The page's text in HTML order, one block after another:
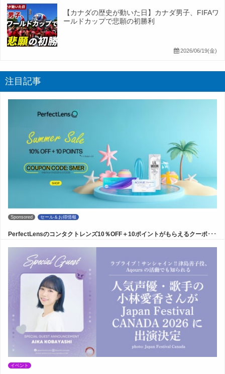
【カナダの歴史が動いた日】カナダ男子、FIFAワ
ールドカップで悲願の初勝利
2026/06/19(金)
注目記事
Sponsored セール＆お得情報
PerfectLensのコンタクトレンズ10％OFF＋10ポイントがもらえるクーポ･･･
イベント